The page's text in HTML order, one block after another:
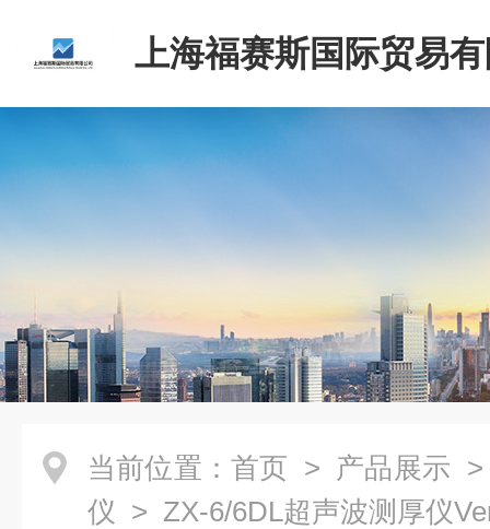
上海福赛斯国际贸易
当前位置： 首页 > 产品展示
仪 > ZX-6/6DL超声波测厚仪